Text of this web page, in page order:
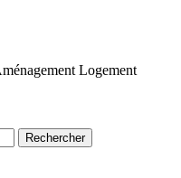
Logement
Rechercher